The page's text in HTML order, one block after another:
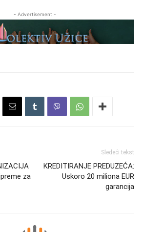
- Advertisement -
za
Sledeći tekst
KREDITIRANJE PREDUZEĆA:
Uskoro 20 miliona EUR
garancija